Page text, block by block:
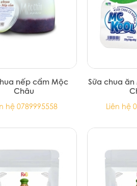
nếp cẩm Mộc
Châu
hệ 0789995558
Sữa chua ăn
Liên hệ